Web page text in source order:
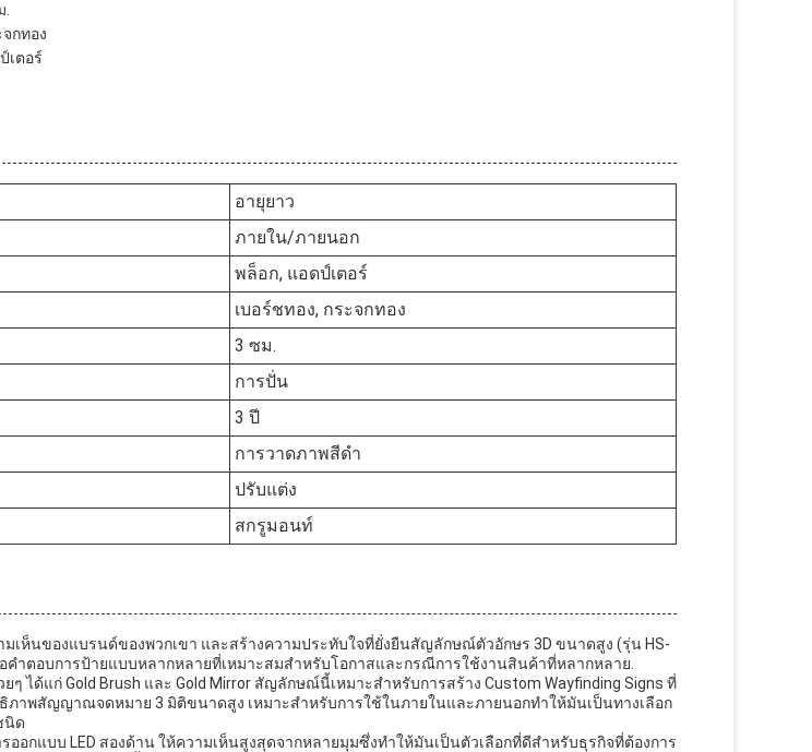
กทอง
เตอร์
อายุยาว
ภายใน/ภายนอก
พล็อก, แอดป์เตอร์
เบอร์ชทอง, กระจกทอง
3 ซม.
การปั่น
3 ปี
การวาดภาพสีดํา
ปรับแต่ง
สกรูมอนท์
มเห็นของแบรนด์ของพวกเขา และสร้างความประทับใจที่ยั่งยืนสัญลักษณ์ตัวอักษร 3D ขนาดสูง (รุ่น HS-
คําตอบการป้ายแบบหลากหลายที่เหมาะสมสําหรับโอกาสและกรณีการใช้งานสินค้าที่หลากหลาย.
ยๆ ได้แก่ Gold Brush และ Gold Mirror สัญลักษณ์นี้เหมาะสําหรับการสร้าง Custom Wayfinding Signs ที่
ภาพสัญญาณจดหมาย 3 มิติขนาดสูง เหมาะสําหรับการใช้ในภายในและภายนอกทําให้มันเป็นทางเลือก
นิด
อกแบบ LED สองด้าน ให้ความเห็นสูงสุดจากหลายมุมซึ่งทําให้มันเป็นตัวเลือกที่ดีสําหรับธุรกิจที่ต้องการ